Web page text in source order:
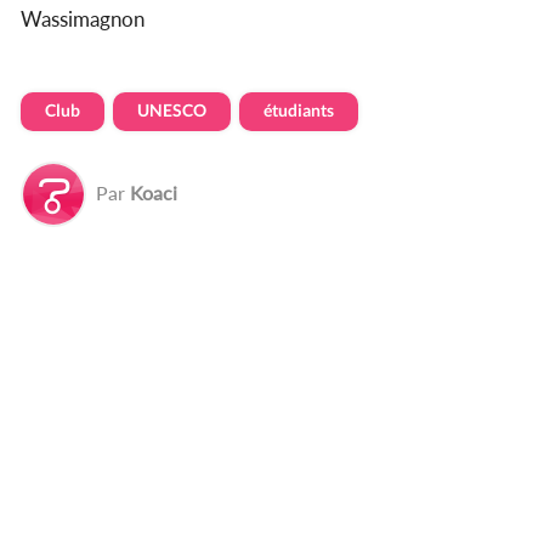
Wassimagnon
Club UNESCO étudiants
Par Koaci